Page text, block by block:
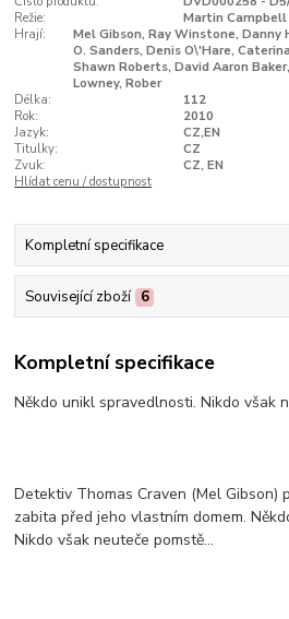
Režie:
Martin Campbell
Hrají:
Mel Gibson, Ray Winstone, Danny
O. Sanders, Denis O\'Hare,
Shawn Roberts, David Aaron
Lowney, Rober
Délka:
112
Rok:
2010
Jazyk:
CZ,EN
Titulky:
CZ
Zvuk:
CZ, EN
Hlídat cenu / dostupnost
Kompletní specifikace
Související zboží 6
Kompletní specifikace
Někdo unikl spravedlnosti. Nikdo však
Detektiv Thomas Craven (Mel Gibson)
zabita před jeho vlastním domem.
Nikdo však neuteče pomstě...